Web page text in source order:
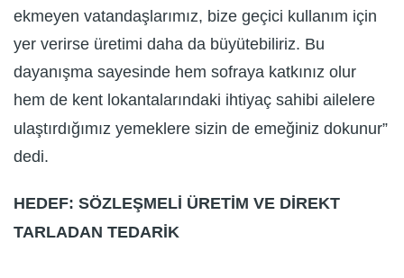
ekmeyen vatandaşlarımız, bize geçici kullanım için
yer verirse üretimi daha da büyütebiliriz. Bu
dayanışma sayesinde hem sofraya katkınız olur
hem de kent lokantalarındaki ihtiyaç sahibi ailelere
ulaştırdığımız yemeklere sizin de emeğiniz dokunur”
dedi.
HEDEF: SÖZLEŞMELİ ÜRETİM VE DİREKT
TARLADAN TEDARİK